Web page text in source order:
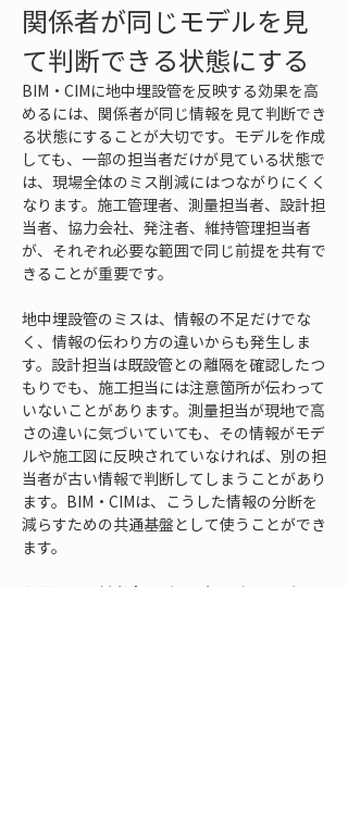
関係者が同じモデルを見
て判断できる状態にする
BIM・CIMに地中埋設管を反映する効果を高
めるには、関係者が同じ情報を見て判断でき
る状態にすることが大切です。モデルを作成
しても、一部の担当者だけが見ている状態で
は、現場全体のミス削減にはつながりにくく
なります。施工管理者、測量担当者、設計担
当者、協力会社、発注者、維持管理担当者
が、それぞれ必要な範囲で同じ前提を共有で
きることが重要です。
地中埋設管のミスは、情報の不足だけでな
く、情報の伝わり方の違いからも発生しま
す。設計担当は既設管との離隔を確認したつ
もりでも、施工担当には注意箇所が伝わって
いないことがあります。測量担当が現地で高
さの違いに気づいていても、その情報がモデ
ルや施工図に反映されていなければ、別の担
当者が古い情報で判断してしまうことがあり
ます。BIM・CIMは、こうした情報の分断を
減らすための共通基盤として使うことができ
ます。
ただし、関係者全員が同じ細かさでモデルを